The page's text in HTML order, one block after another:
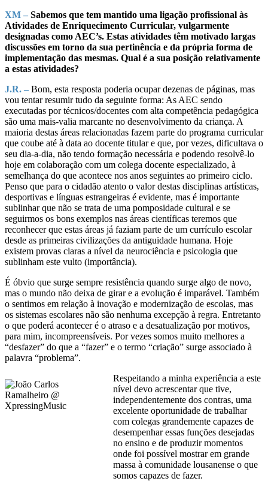
XM – Sabemos que tem mantido uma ligação profissional às
Atividades de Enriquecimento Curricular, vulgarmente
designadas como AEC’s. Estas atividades têm motivado largas
discussões em torno da sua pertinência e da própria forma de
implementação das mesmas. Qual é a sua posição relativamente
a estas atividades?
J.R. – Bom, esta resposta poderia ocupar dezenas de páginas, mas
vou tentar resumir tudo da seguinte forma: As AEC sendo
executadas por técnicos/docentes com alta competência pedagógica
são uma mais-valia marcante no desenvolvimento da criança. A
maioria destas áreas relacionadas fazem parte do programa curricular
que coube até à data ao docente titular e que, por vezes, dificultava o
seu dia-a-dia, não tendo formação necessária e podendo resolvê-lo
hoje em colaboração com um colega docente especializado, à
semelhança do que acontece nos anos seguintes ao primeiro ciclo.
Penso que para o cidadão atento o valor destas disciplinas artísticas,
desportivas e línguas estrangeiras é evidente, mas é importante
sublinhar que não se trata de uma pomposidade cultural e se
seguirmos os bons exemplos nas áreas científicas teremos que
reconhecer que estas áreas já faziam parte de um currículo escolar
desde as primeiras civilizações da antiguidade humana. Hoje
existem provas claras a nível da neurociência e psicologia que
sublinham este vulto (importância).
É óbvio que surge sempre resistência quando surge algo de novo,
mas o mundo não deixa de girar e a evolução é imparável. Também
o sentimos em relação à inovação e modernização de escolas, mas
os sistemas escolares não são nenhuma excepção à regra. Entretanto
o que poderá acontecer é o atraso e a desatualização por motivos,
para mim, incompreensíveis. Por vezes somos muito melhores a
“desfazer” do que a “fazer” e o termo “criação” surge associado à
palavra “problema”.
Respeitando a minha experiência a este
nível devo acrescentar que tive,
independentemente dos contras, uma
excelente oportunidade de trabalhar
com colegas grandemente capazes de
desempenhar essas funções desejadas
no ensino e de produzir momentos
onde foi possível mostrar em grande
massa à comunidade lousanense o que
somos capazes de fazer.